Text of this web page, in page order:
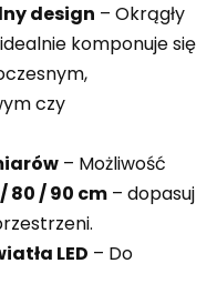
design – Okrągły
komponuje się
czy
– Możliwość
80 / 90 cm – dopasuj
LED – Do